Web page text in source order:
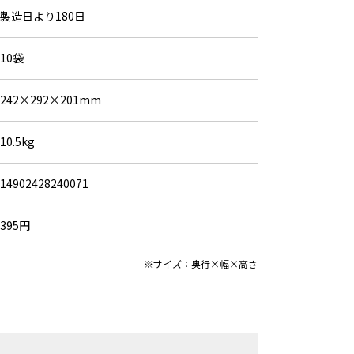
製造日より180日
10袋
242×292×201mm
10.5kg
14902428240071
395円
※サイズ：奥行×幅×高さ